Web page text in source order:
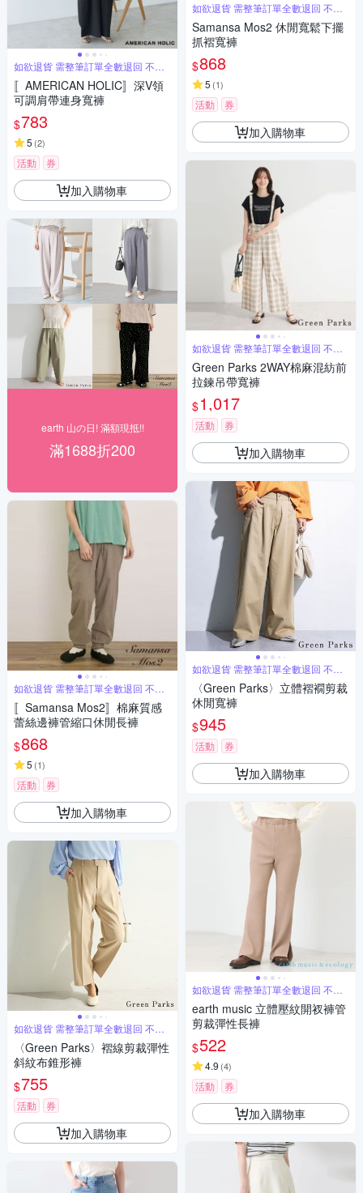
如欲退貨 需整筆訂單全數退回 不能
單退
〚AMERICAN HOLIC〛深V領
可調肩帶連身寬褲
$783
5 (2)
活動 券
加入購物車
earth 山の日! 滿額現抵!!
滿1688折200
如欲退貨 需整筆訂單全數退回 不能
單退
〚Samansa Mos2〛棉麻質感
蕾絲邊褲管縮口休閒長褲
$868
5 (1)
活動 券
加入購物車
如欲退貨 需整筆訂單全數退回 不能
單退
〈Green Parks〉褶線剪裁彈性
斜紋布錐形褲
$755
活動 券
加入購物車
如欲退貨 需整筆訂單全數退回 不能
單退
Samansa Mos2 休閒寬鬆下擺
抓褶寬褲
$868
5 (1)
活動 券
加入購物車
如欲退貨 需整筆訂單全數退回 不能
單退
Green Parks 2WAY棉麻混紡前
拉鍊吊帶寬褲
$1,017
活動 券
加入購物車
如欲退貨 需整筆訂單全數退回 不能
單退
〈Green Parks〉立體褶襉剪裁
休閒寬褲
$945
活動 券
加入購物車
如欲退貨 需整筆訂單全數退回 不能
單退
earth music 立體壓紋開衩褲管
剪裁彈性長褲
$522
4.9 (4)
活動 券
加入購物車